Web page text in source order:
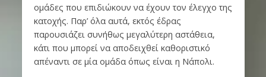
ομάδες που επιδιώκουν να έχουν τον έλεγχο της
κατοχής. Παρ’ όλα αυτά, εκτός έδρας
παρουσιάζει συνήθως μεγαλύτερη αστάθεια,
κάτι που μπορεί να αποδειχθεί καθοριστικό
απέναντι σε μία ομάδα όπως είναι η Νάπολι.